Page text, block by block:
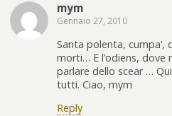
mym
Gennaio 27, 2010
Santa polenta, cumpa’,
morti… E l’odiens, dove
parlare dello scear …
tutti. Ciao, mym
Reply